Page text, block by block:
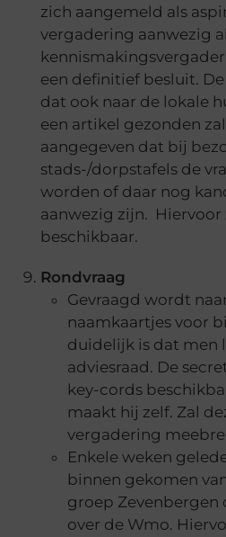
zich aangemeld als
vergadering aanwezig
een definitief besluit.
dat ook naar de lokale
een artikel gezonden
aangegeven dat bij
stads-/dorpstafels de
worden of daar nog
aanwezig zijn. Hiervoor
beschikbaar.
Rondvraag
Gevraagd wordt
naamkaartjes voor
duidelijk is dat men
adviesraad. De
key-cords
maakt hij zelf. Zal
vergadering
Enkele weken
binnen gekomen
groep Zevenbergen
over de Wmo.